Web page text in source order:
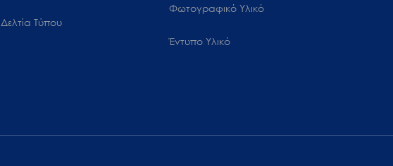
Δελτία Τύπου
Φωτογραφικό Υλικό
Έντυπο Υλικό